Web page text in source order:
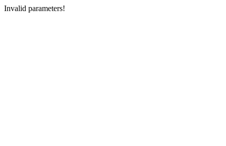
Invalid parameters!